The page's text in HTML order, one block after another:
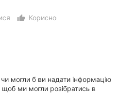
thumb_up_alt
Корисно
могли б ви надати інформацію
ми могли розібратись в